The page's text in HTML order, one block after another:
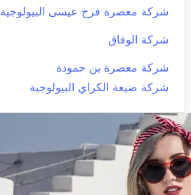
شركة معصرة فرج عيسى البيولوجية
شركة الوفاق
شركة معصرة بن حمودة
شركة ضيعة الكراي البيولوجية